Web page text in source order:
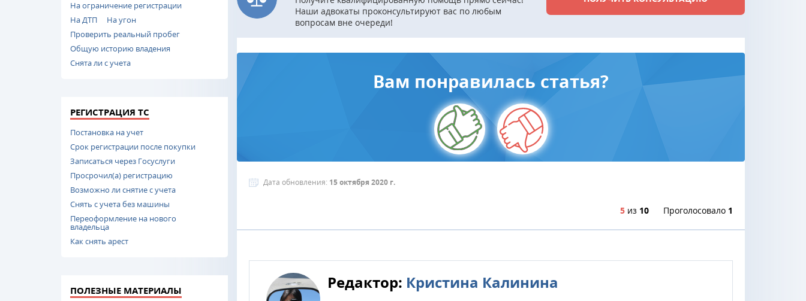
Наши адвокаты проконсультируют вас по любым
вопросам вне очереди!
Вам понравилась статья?
Дата обновления: 15 октября 2020 г.
5 из 10 Проголосовало 1
Редактор: Кристина Калинина
На ограничение регистрации
На ДТП
На угон
Проверить реальный пробег
Общую историю владения
Снята ли с учета
РЕГИСТРАЦИЯ ТС
Постановка на учет
Срок регистрации после покупки
Записаться через Госуслуги
Просрочил(а) регистрацию
Возможно ли снятие с учета
Снять с учета без машины
Переоформление на нового
владельца
Как снять арест
ПОЛЕЗНЫЕ МАТЕРИАЛЫ